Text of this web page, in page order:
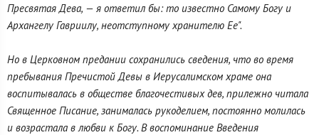
Пресвятая Дева, — я ответил бы: то известно Самому Богу и
Архангелу Гавриилу, неотступному хранителю Ее".
Но в Церковном предании сохранились сведения, что во время
пребывания Пречистой Девы в Иерусалимском храме она
воспитывалась в обществе благочестивых дев, прилежно читала
Священное Писание, занималась рукоделием, постоянно молилась
и возрастала в любви к Богу. В воспоминание Введения